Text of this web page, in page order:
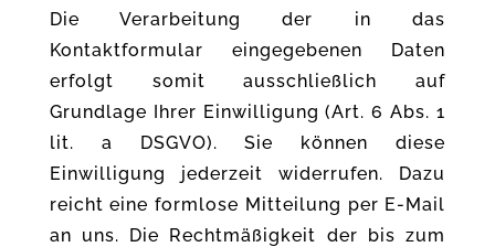
Die Verarbeitung der in das
Kontaktformular eingegebenen Daten
erfolgt somit ausschließlich auf
Grundlage Ihrer Einwilligung (Art. 6 Abs. 1
lit. a DSGVO). Sie können diese
Einwilligung jederzeit widerrufen. Dazu
reicht eine formlose Mitteilung per E-Mail
an uns. Die Rechtmäßigkeit der bis zum